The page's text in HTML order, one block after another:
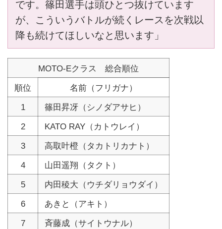
です。篠田選手は頭ひとつ抜けています
が、こういうバトルが続くレースを次戦以
降も続けてほしいなと思います」
MOTO-Eクラス 総合順位
順位
名前（フリガナ）
1
篠田昇冴（シノダアサヒ）
2
KATO RAY（カトウレイ）
3
高取叶橙（タカトリカナト）
4
山田遥翔（タクト）
5
内田稜大（ウチダリョウダイ）
6
あきと（アキト）
7
斉藤成（サイトウナル）